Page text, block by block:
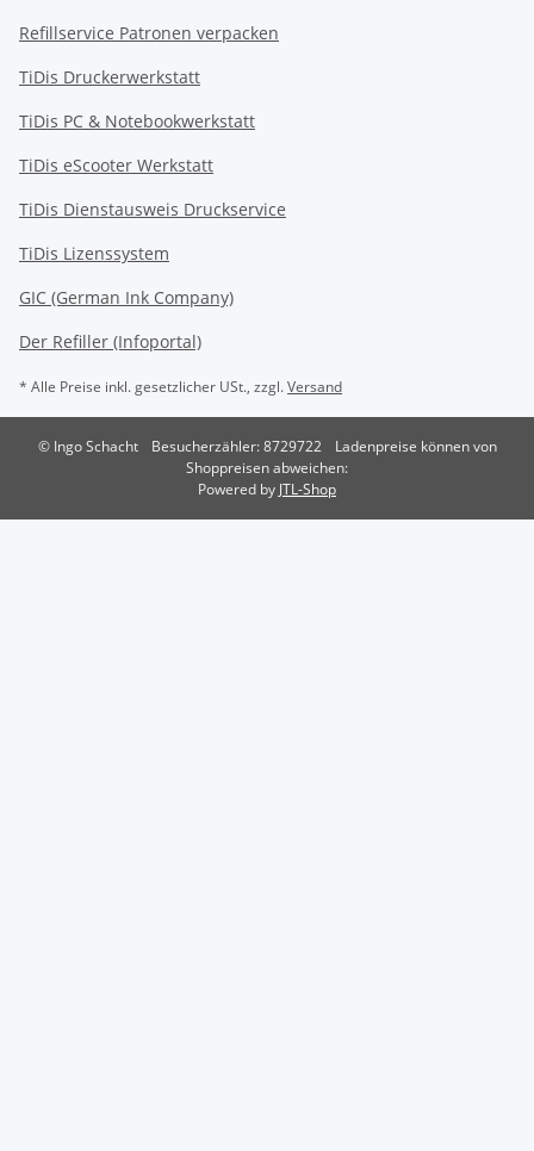
Refillservice Patronen verpacken
TiDis Druckerwerkstatt
TiDis PC & Notebookwerkstatt
TiDis eScooter Werkstatt
TiDis Dienstausweis Druckservice
TiDis Lizenssystem
GIC (German Ink Company)
Der Refiller (Infoportal)
* Alle Preise inkl. gesetzlicher USt., zzgl.Versand
© Ingo Schacht Besucherzähler: 8729722
Ladenpreise können von
Shoppreisen abweichen:
Powered by JTL-Shop